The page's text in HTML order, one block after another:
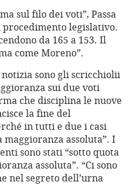
sul filo dei voti”, Passa
procedimento legislativo.
da 165 a 153. Il
come Moreno”.
notizia sono gli scricchiolii
sui due voti
che disciplina le nuove
la fine del
in tutti e due i casi
assoluta”. I
sono stati “sotto quota
assoluta”. “Ci sono
nel segreto dell’urna